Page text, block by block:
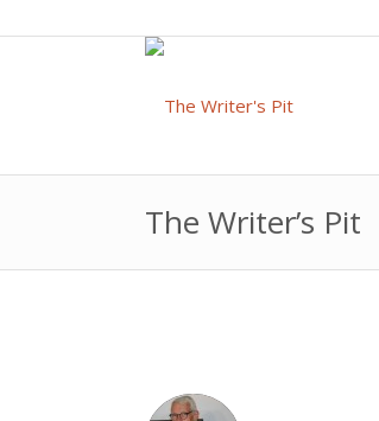
The Writer’s Pit